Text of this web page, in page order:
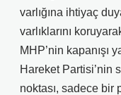
varlığına ihtiyaç
varlıklarını
MHP’nin kapanışı
Hareket Partisi’nin
noktası, sadece bir